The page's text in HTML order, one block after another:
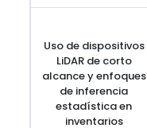
Uso de dispositivos
LiDAR de corto
alcance y enfoques
de inferencia
estadística en
inventarios